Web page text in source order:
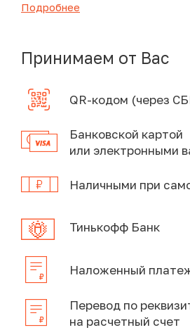
Подробнее
Принимаем от Вас
QR-кодом (через
Банковской картой
или электронными
Наличными при
Тинькофф Банк
Наложенный
Перевод по
на расчетный счет